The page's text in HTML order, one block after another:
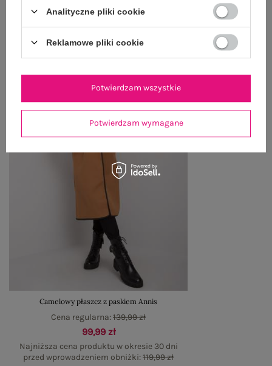
OSTATNIO OGLĄDANE
Zobacz wszystko
Camelowy płaszcz z paskiem Annis
99,99 zł
Najniższa cena produktu w okresie 30 dni
przed wprowadzeniem obniżki:119,99 zł
Cena regularna:139,99 zł
Analityczne pliki cookie
Reklamowe pliki cookie
Potwierdzam wymagane
Potwierdzam wszystkie